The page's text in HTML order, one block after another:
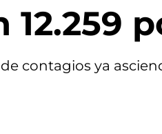
12.259
contagios ya